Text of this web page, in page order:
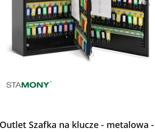
Outlet Szafka na klucze - metalowa -